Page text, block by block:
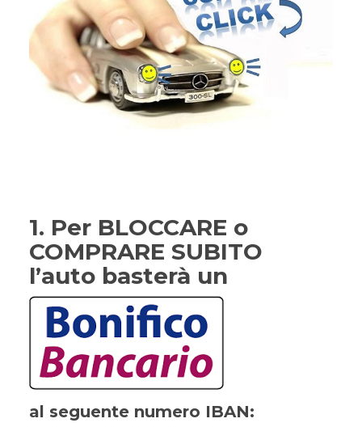
1. Per BLOCCARE o
COMPRARE SUBITO
l’auto basterà un
al seguente numero IBAN: